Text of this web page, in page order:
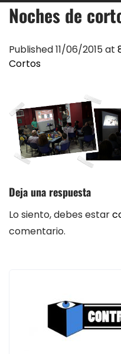
Noches de
Published 11/06/2015 at
Cortos
Deja una respuesta
Lo siento, debes estar
comentario.